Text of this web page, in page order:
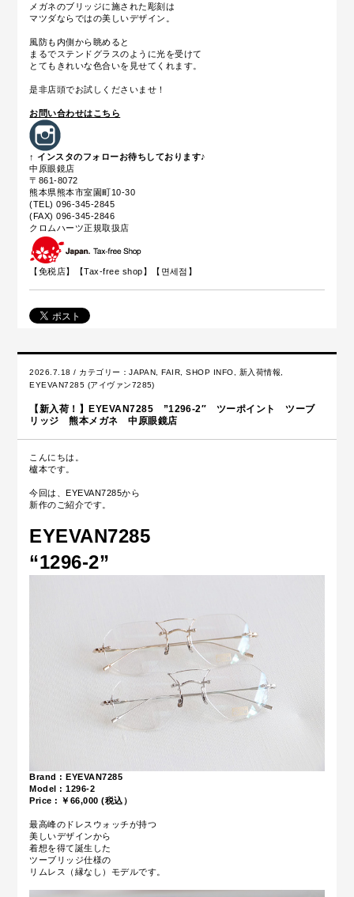
メガネのブリッジに施された彫刻は
マツダならではの美しいデザイン。
風防も内側から眺めると
まるでステンドグラスのように光を受けて
とてもきれいな色合いを見せてくれます。
是非店頭でお試しくださいませ！
お問い合わせはこちら
↑ インスタのフォローお待ちしております♪
中原眼鏡店
〒861-8072
熊本県熊本市室園町10-30
(TEL) 096-345-2845
(FAX) 096-345-2846
クロムハーツ正規取扱店
【免税店】【Tax-free shop】【면세점】
2026.7.18 / カテゴリー：JAPAN ,FAIR ,SHOP INFO 新入荷情報
EYEVAN7285 (アイヴァン7285)
【新入荷！】EYEVAN7285 ”1296-2″ ツーポイント ツーブ
リッジ 熊本メガネ 中原眼鏡店
こんにちは。
櫨本です。
今回は、EYEVAN7285から
新作のご紹介です。
EYEVAN7285
“1296-2”
Brand : EYEVAN7285
Model : 1296-2
Price : ￥66,000 (税込）
最高峰のドレスウォッチが持つ
美しいデザインから
着想を得て誕生した
ツーブリッジ仕様の
リムレス（縁なし）モデルです。